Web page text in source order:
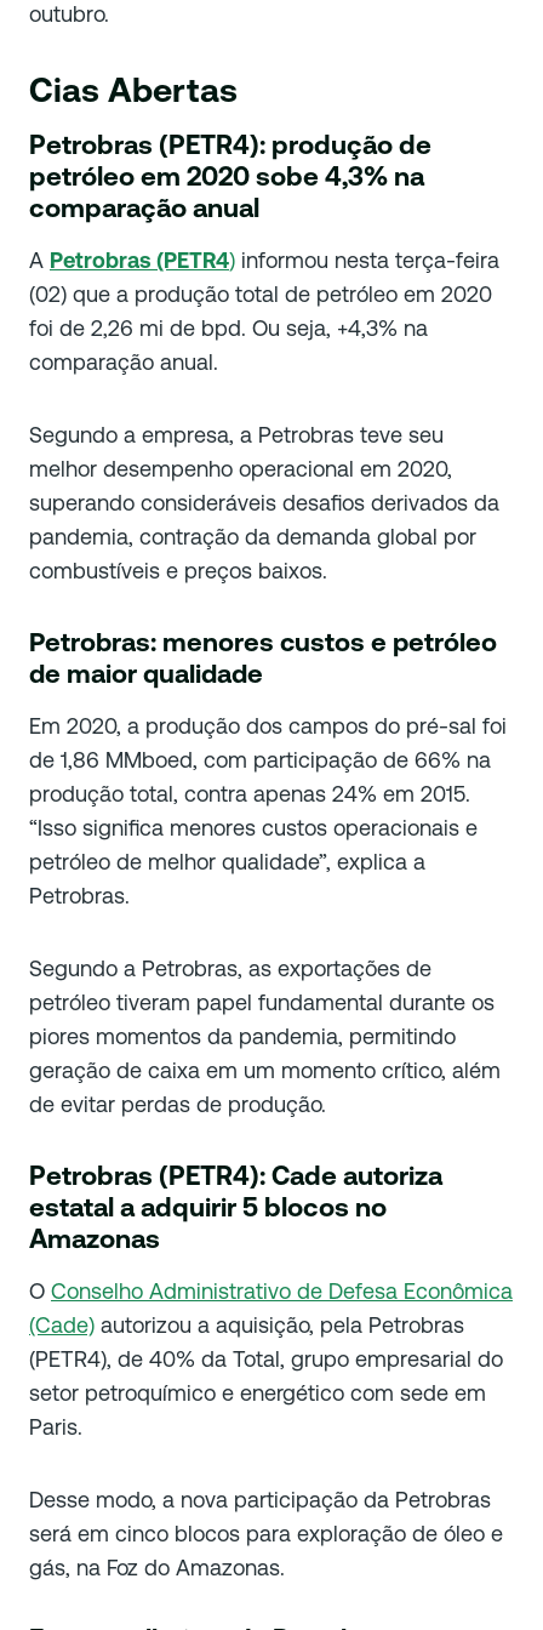
outubro.
Cias Abertas
Petrobras (PETR4): produção de
petróleo em 2020 sobe 4,3% na
comparação anual
A Petrobras (PETR4) informou nesta terça-feira
(02) que a produção total de petróleo em 2020
foi de 2,26 mi de bpd. Ou seja, +4,3% na
comparação anual.
Segundo a empresa, a Petrobras teve seu
melhor desempenho operacional em 2020,
superando consideráveis desafios derivados da
pandemia, contração da demanda global por
combustíveis e preços baixos.
Petrobras: menores custos e petróleo
de maior qualidade
Em 2020, a produção dos campos do pré-sal foi
de 1,86 MMboed, com participação de 66% na
produção total, contra apenas 24% em 2015.
“Isso significa menores custos operacionais e
petróleo de melhor qualidade”, explica a
Petrobras.
Segundo a Petrobras, as exportações de
petróleo tiveram papel fundamental durante os
piores momentos da pandemia, permitindo
geração de caixa em um momento crítico, além
de evitar perdas de produção.
Petrobras (PETR4): Cade autoriza
estatal a adquirir 5 blocos no
Amazonas
O Conselho Administrativo de Defesa Econômica
(Cade) autorizou a aquisição, pela Petrobras
(PETR4), de 40% da Total, grupo empresarial do
setor petroquímico e energético com sede em
Paris.
Desse modo, a nova participação da Petrobras
será em cinco blocos para exploração de óleo e
gás, na Foz do Amazonas.